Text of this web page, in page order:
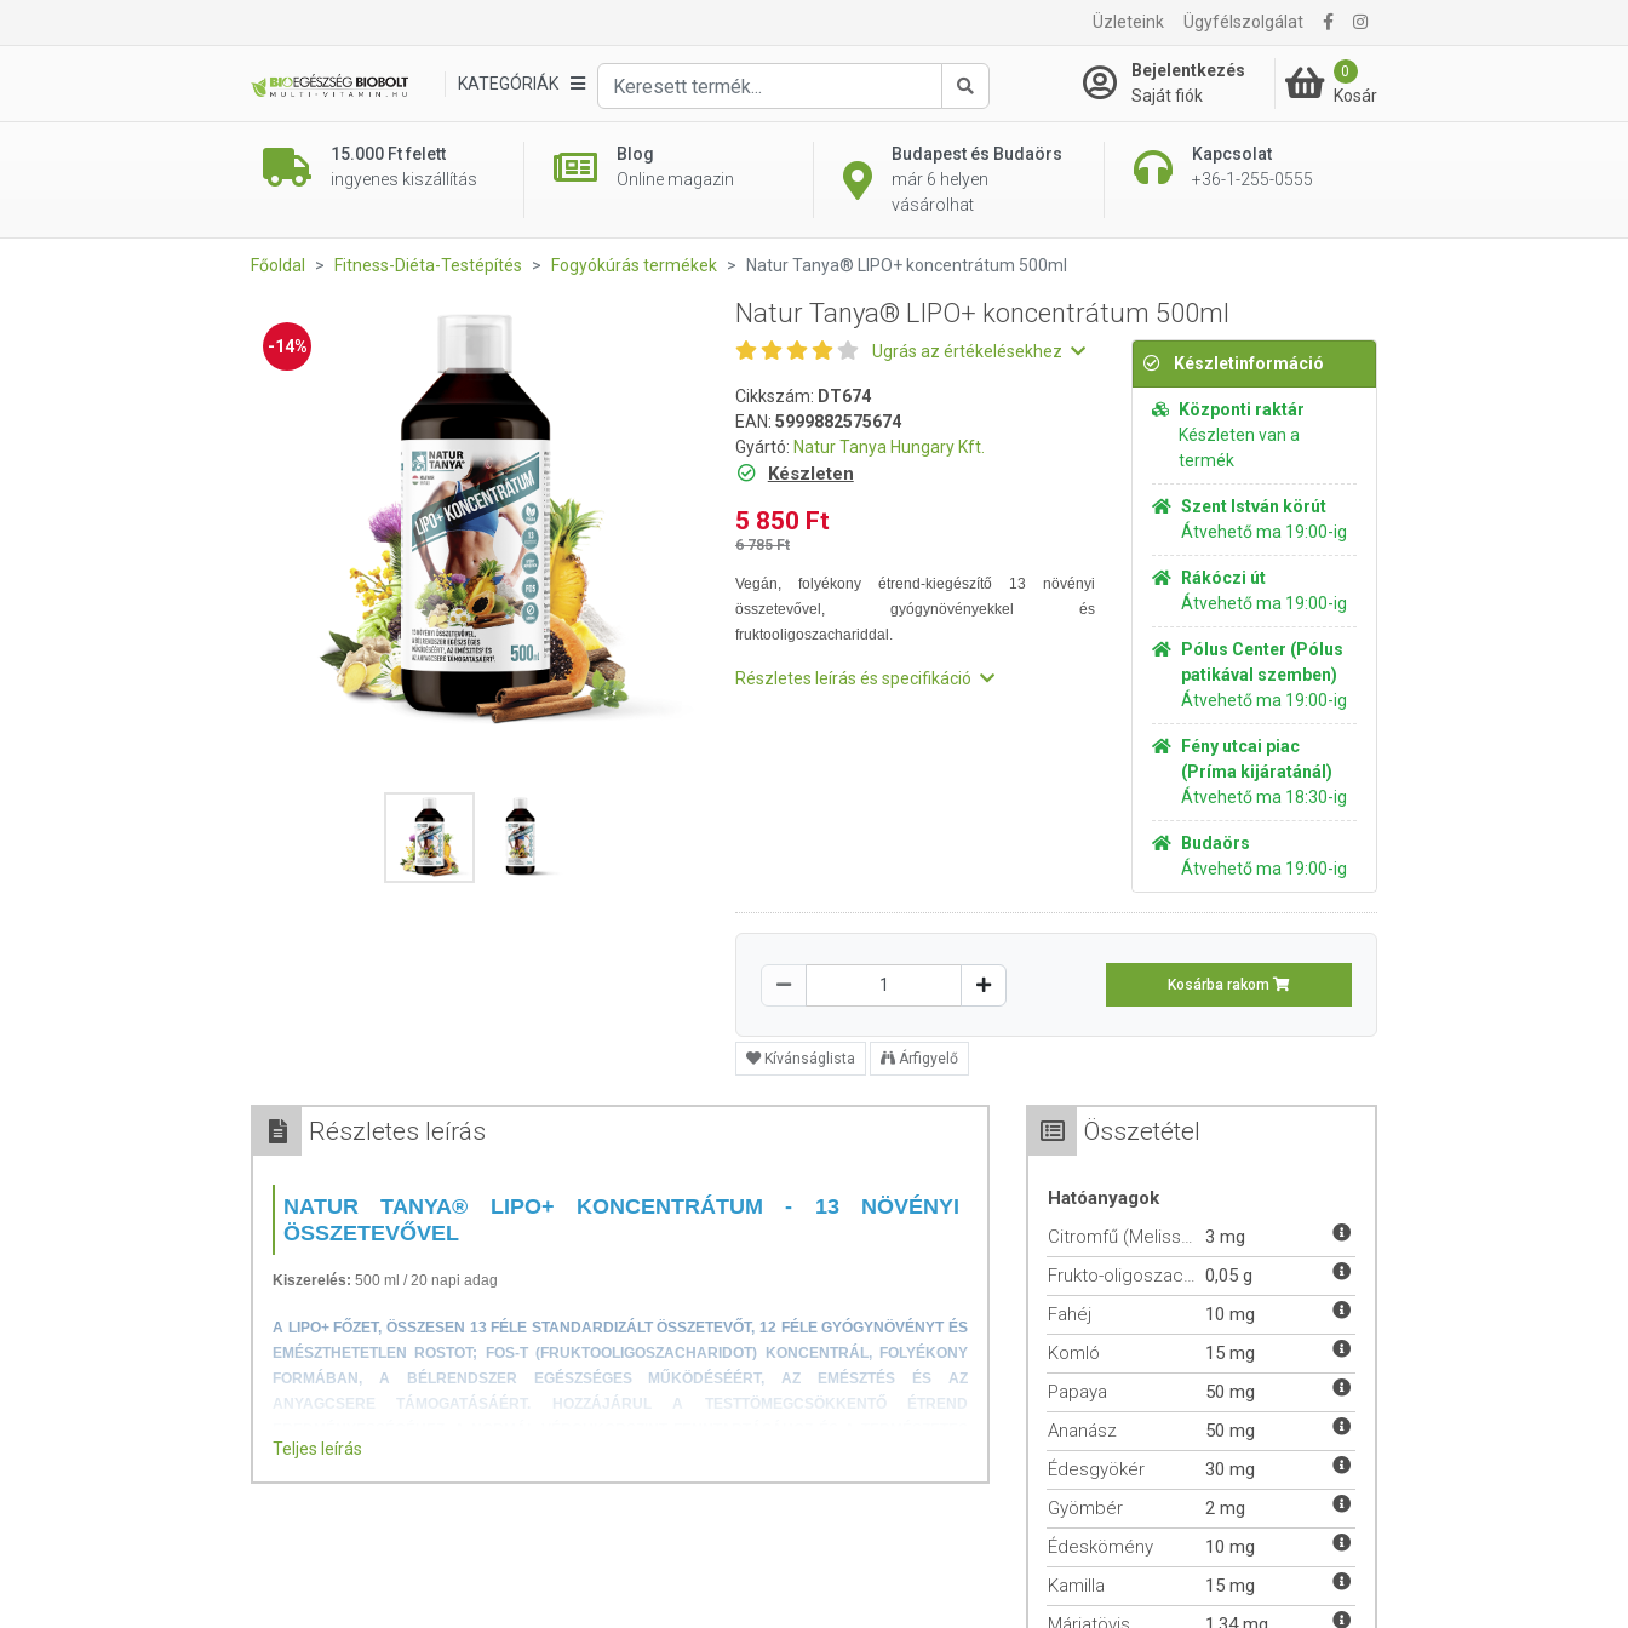
Üzleteink Ügyfélszolgálat
KATEGÓRIÁK
Keresés
Bejelentkezés
Saját fiók
0
Kosár
15.000 Ft felett
ingyenes kiszállítás
Blog
Online magazin
Budapest és Budaörs
már 6 helyen
vásárolhat
Kapcsolat
+36-1-255-0555
5 850 Ft Kosárba rakom
Főoldal Fitness-Diéta-Testépítés Fogyókúrás termékek Natur Tanya® LIPO+ koncentrátum 500ml
-14%
Natur Tanya® LIPO+ koncentrátum 500ml
Ugrás az értékelésekhez
Cikkszám: DT674
EAN: 5999882575674
Gyártó: Natur Tanya Hungary Kft.
Készleten
5 850 Ft
6 785 Ft
Vegán, folyékony étrend-kiegészítő 13 növényi
összetevővel, gyógynövényekkel és
fruktooligoszachariddal.
Részletes leírás és specifikáció
Készletinformáció
Központi raktár
Készleten van a
termék
Szent István körút
Átvehető ma 19:00-ig
Rákóczi út
Átvehető ma 19:00-ig
Pólus Center (Pólus
patikával szemben)
Átvehető ma 19:00-ig
Fény utcai piac
(Príma kijáratánál)
Átvehető ma 18:30-ig
Budaörs
Átvehető ma 19:00-ig
Kosárba rakom
Kívánságlista Árfigyelő
Részletes leírás
NATUR TANYA® LIPO+ KONCENTRÁTUM - 13 NÖVÉNYI
ÖSSZETEVŐVEL
Kiszerelés: 500 ml / 20 napi adag
A LIPO+ FŐZET, ÖSSZESEN 13 FÉLE STANDARDIZÁLT ÖSSZETEVŐT, 12 FÉLE GYÓGYNÖVÉNYT ÉS
EMÉSZTHETETLEN ROSTOT; FOS-T (FRUKTOOLIGOSZACHARIDOT) KONCENTRÁL, FOLYÉKONY
FORMÁBAN, A BÉLRENDSZER EGÉSZSÉGES MŰKÖDÉSÉÉRT, AZ EMÉSZTÉS ÉS AZ
ANYAGCSERE TÁMOGATÁSÁÉRT. HOZZÁJÁRUL A TESTTÖMEGCSÖKKENTŐ ÉTREND
HORMONÁLIS EGYENSÚLY FENNTARTÁSÁHOZ.
Teljes leírás
Összetétel
Hatóanyagok
Citromfű (Melissa officinalis)
3 mg
Frukto-oligoszacharid (FOS) 0,05 g
Fahéj
10 mg
Komló
15 mg
Papaya
50 mg
Ananász
50 mg
Édesgyökér
30 mg
Gyömbér
2 mg
Édeskömény
10 mg
Kamilla
15 mg